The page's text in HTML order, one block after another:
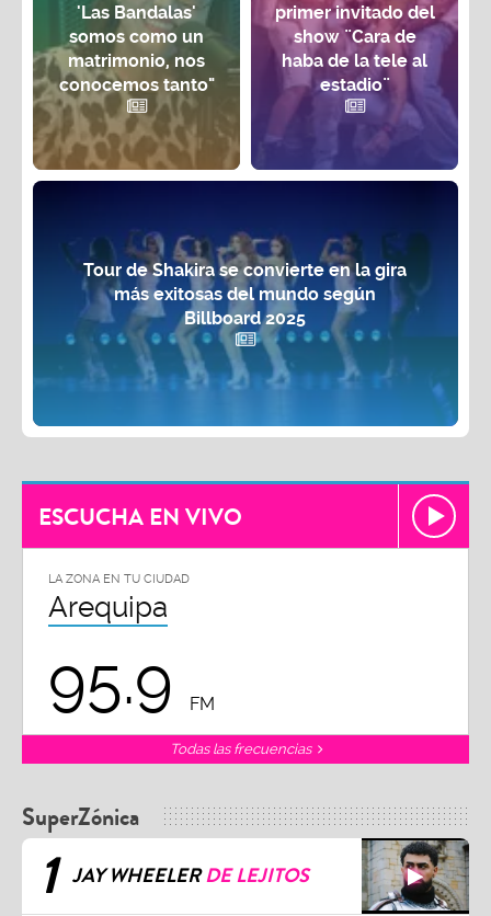
'Las Bandalas'
somos como un
matrimonio, nos
conocemos tanto"
primer invitado del
show ¨Cara de
haba de la tele al
estadio¨
Tour de Shakira se convierte en la gira
más exitosas del mundo según
Billboard 2025
ESCUCHA EN VIVO
LA ZONA EN TU CIUDAD
Arequipa
95.9 FM
Todas las frecuencias
SuperZónica
1 JAY WHEELERDE LEJITOS